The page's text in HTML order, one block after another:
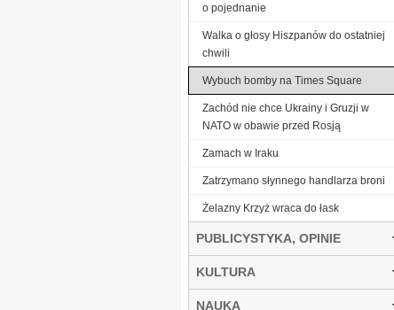
o pojednanie
Walka o głosy Hiszpanów do ostatniej
chwili
Wybuch bomby na Times Square
Zachód nie chce Ukrainy i Gruzji w
NATO w obawie przed Rosją
Zamach w Iraku
Zatrzymano słynnego handlarza broni
Żelazny Krzyż wraca do łask
PUBLICYSTYKA, OPINIE
KULTURA
NAUKA